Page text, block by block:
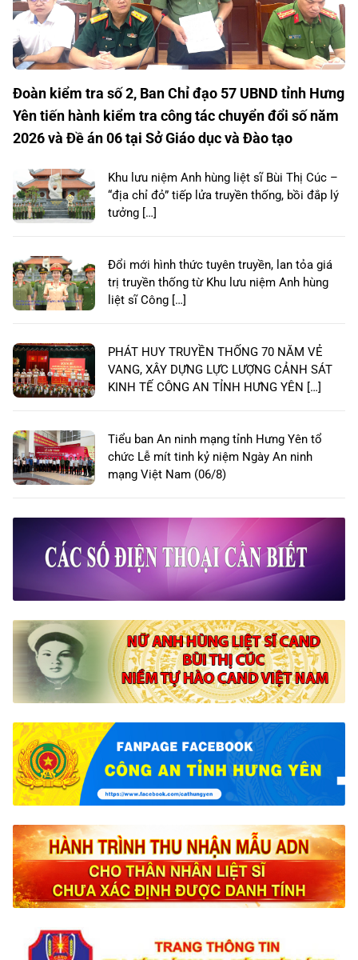
Đoàn kiểm tra số 2, Ban Chỉ đạo 57 UBND tỉnh Hưng
Yên tiến hành kiểm tra công tác chuyển đổi số năm
2026 và Đề án 06 tại Sở Giáo dục và Đào tạo
Khu lưu niệm Anh hùng liệt sĩ Bùi Thị Cúc –
“địa chỉ đỏ” tiếp lửa truyền thống, bồi đắp lý
tưởng […]
Đổi mới hình thức tuyên truyền, lan tỏa giá
trị truyền thống từ Khu lưu niệm Anh hùng
liệt sĩ Công […]
PHÁT HUY TRUYỀN THỐNG 70 NĂM VẺ
VANG, XÂY DỰNG LỰC LƯỢNG CẢNH SÁT
KINH TẾ CÔNG AN TỈNH HƯNG YÊN […]
Tiểu ban An ninh mạng tỉnh Hưng Yên tổ
chức Lễ mít tinh kỷ niệm Ngày An ninh
mạng Việt Nam (06/8)